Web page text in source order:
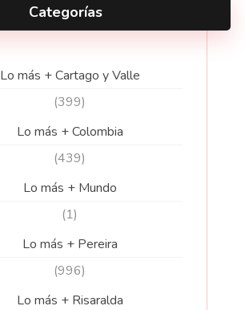
Categorías
Lo más + Cartago y Valle
(399)
Lo más + Colombia
(439)
Lo más + Mundo
(1)
Lo más + Pereira
(996)
Lo más + Risaralda